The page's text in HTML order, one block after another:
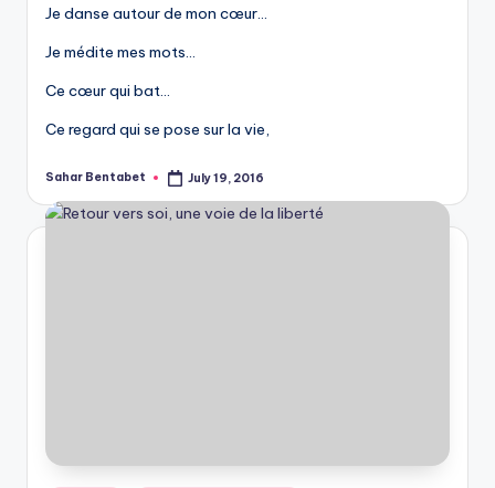
Je danse autour de mon cœur…
Je médite mes mots…
Ce cœur qui bat…
Ce regard qui se pose sur la vie,
Posted
Sahar Bentabet July 19, 2016